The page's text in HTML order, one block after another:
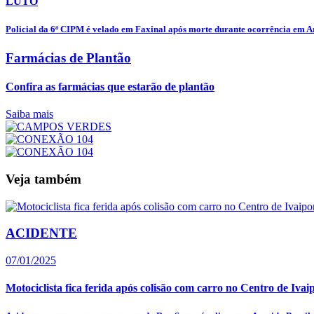
Policial da 6ª CIPM é velado em Faxinal após morte durante ocorrência em
Farmácias de Plantão
Confira as farmácias que estarão de plantão
Saiba mais
Veja também
ACIDENTE
07/01/2025
Motociclista fica ferida após colisão com carro no Centro de